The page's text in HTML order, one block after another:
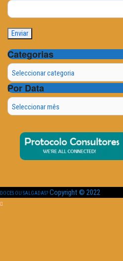
Categorias
Categorias
Por Data
Por
Data
DOCES OU SALGADAS? Copyright © 2022